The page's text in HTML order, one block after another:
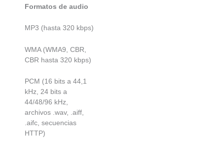
Formatos de audio
MP3 (hasta 320 kbps)
WMA (WMA9, CBR,
CBR hasta 320 kbps)
PCM (16 bits a 44,1
kHz, 24 bits a
44/48/96 kHz,
archivos .wav, .aiff,
.aifc, secuencias
HTTP)